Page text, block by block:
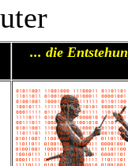
... die